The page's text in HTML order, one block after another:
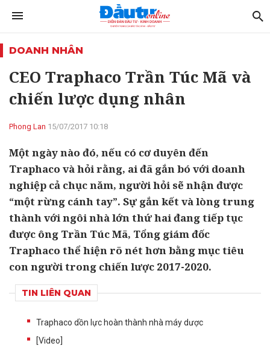
DOANH NHÂN
CEO Traphaco Trần Túc Mã và
chiến lược dụng nhân
Phong Lan 15/07/2017 10:18
Một ngày nào đó, nếu có cơ duyên đến
Traphaco và hỏi rằng, ai đã gắn bó với doanh
nghiệp cả chục năm, người hỏi sẽ nhận được
“một rừng cánh tay”. Sự gắn kết và lòng trung
thành với ngôi nhà lớn thứ hai đang tiếp tục
được ông Trần Túc Mã, Tổng giám đốc
Traphaco thể hiện rõ nét hơn bằng mục tiêu
con người trong chiến lược 2017-2020.
TIN LIÊN QUAN
Traphaco dồn lực hoàn thành nhà máy dược
[Video]